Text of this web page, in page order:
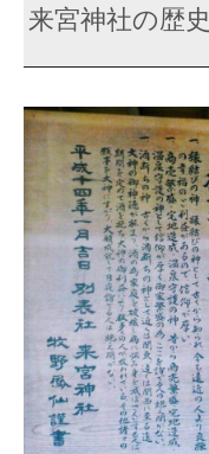
来宮神社の歴史